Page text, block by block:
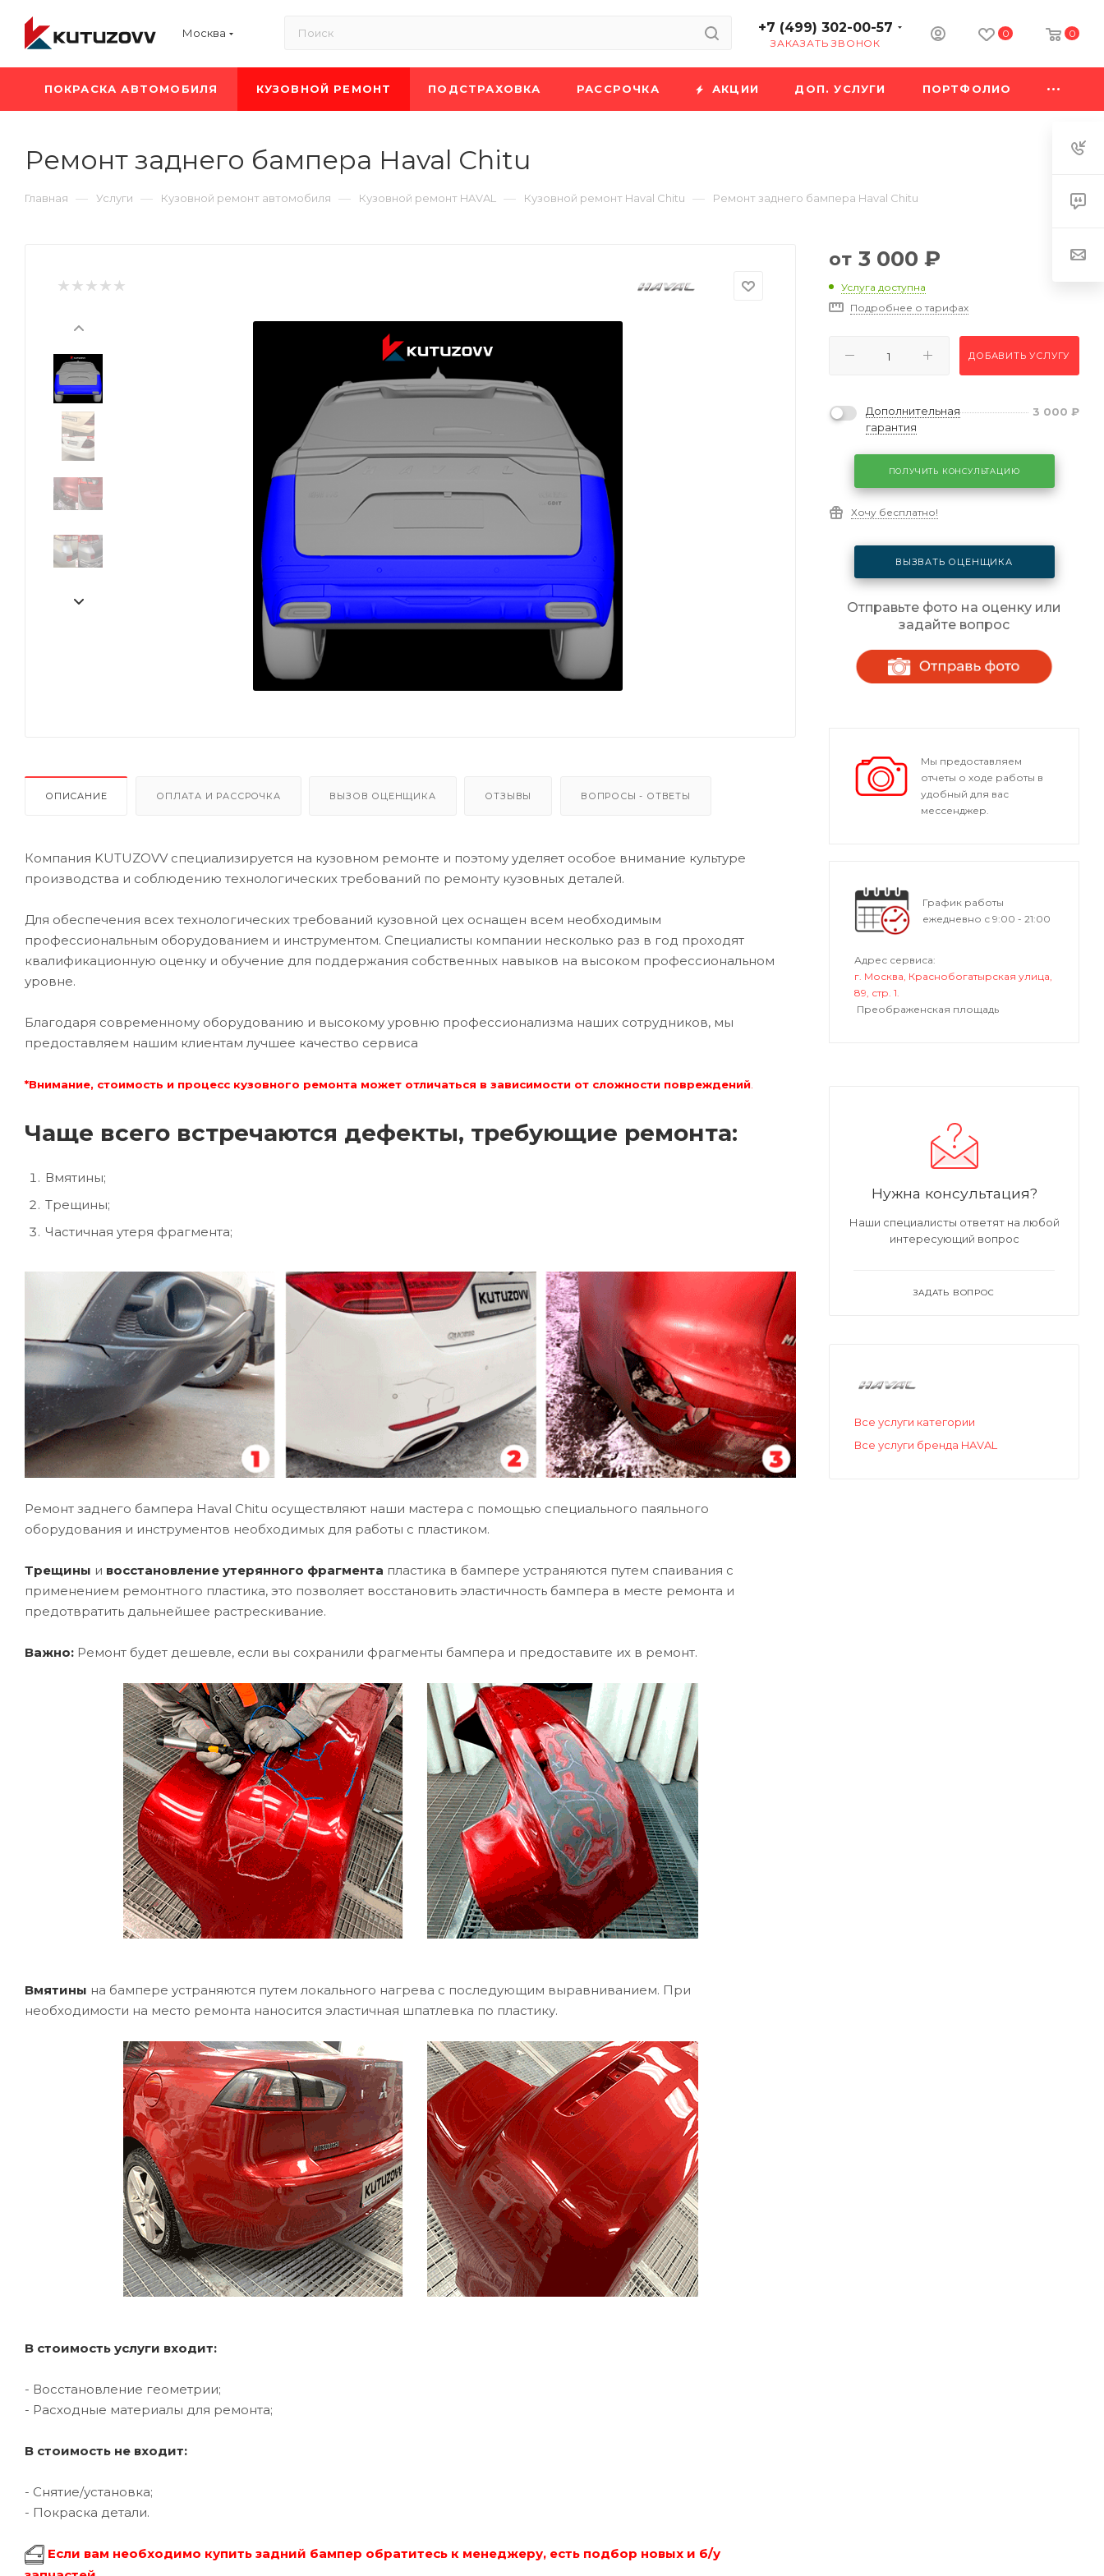
Москва +7 (499) 302-00-57
ЗАКАЗАТЬ ЗВОНОК
0 0
ПОКРАСКА АВТОМОБИЛЯ КУЗОВНОЙ РЕМОНТ ПОДСТРАХОВКА РАССРОЧКА АКЦИИ ДОП. УСЛУГИ ПОРТФОЛИО
Ремонт заднего бампера Haval Chitu
Главная — Услуги — Кузовной ремонт автомобиля — Кузовной ремонт HAVAL — Кузовной ремонт Haval Chitu — Ремонт заднего бампера Haval Chitu
ОПИСАНИЕ ОПЛАТА И РАССРОЧКА ВЫЗОВ ОЦЕНЩИКА ОТЗЫВЫ ВОПРОСЫ - ОТВЕТЫ
Компания KUTUZOVV специализируется на кузовном ремонте и поэтому уделяет особое внимание культуре
производства и соблюдению технологических требований по ремонту кузовных деталей.
Для обеспечения всех технологических требований кузовной цех оснащен всем необходимым
профессиональным оборудованием и инструментом. Специалисты компании несколько раз в год проходят
квалификационную оценку и обучение для поддержания собственных навыков на высоком профессиональном
уровне.
Благодаря современному оборудованию и высокому уровню профессионализма наших сотрудников, мы
предоставляем нашим клиентам лучшее качество сервиса
*Внимание, стоимость и процесс кузовного ремонта может отличаться в зависимости от сложности повреждений
Чаще всего встречаются дефекты, требующие ремонта:
Вмятины;
Трещины;
Частичная утеря фрагмента;
Ремонт заднего бампера Haval Chitu осуществляют наши мастера с помощью специального паяльного
оборудования и инструментов необходимых для работы с пластиком.
Трещины и восстановление утерянного фрагмента пластика в бампере устраняются путем спаивания с
применением ремонтного пластика, это позволяет восстановить эластичность бампера в месте ремонта и
предотвратить дальнейшее растрескивание.
Важно: Ремонт будет дешевле, если вы сохранили фрагменты бампера и предоставите их в ремонт.
Вмятины на бампере устраняются путем локального нагрева с последующим выравниванием. При
необходимости на место ремонта наносится эластичная шпатлевка по пластику.
В стоимость услуги входит:
- Восстановление геометрии;
- Расходные материалы для ремонта;
В стоимость не входит:
- Снятие/установка;
- Покраска детали.
Если вам необходимо купить задний бампер обратитесь к менеджеру, есть подбор новых и б/у
от 3 000 ₽
Услуга доступна
Подробнее о тарифах
ДОБАВИТЬ УСЛУГУ
Дополнительная
гарантия
3 000 ₽
ПОЛУЧИТЬ КОНСУЛЬТАЦИЮ
Хочу бесплатно!
ВЫЗВАТЬ ОЦЕНЩИКА
Отправьте фото на оценку или
задайте вопрос
Мы предоставляем
отчеты о ходе работы в
удобный для вас
мессенджер.
График работы
ежедневно с 9:00 - 21:00
Адрес сервиса:
г. Москва, Краснобогатырская улица,
89, стр. 1.
Преображенская площадь
Нужна консультация?
Наши специалисты ответят на любой
интересующий вопрос
ЗАДАТЬ ВОПРОС
Все услуги категории
Все услуги бренда HAVAL